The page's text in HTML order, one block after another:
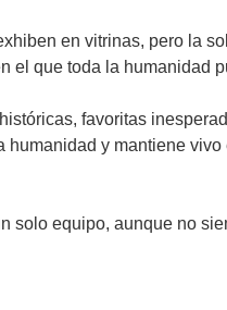
en vitrinas, pero la
el que toda la humanidad
favoritas
y mantiene
solo equipo, aunque no